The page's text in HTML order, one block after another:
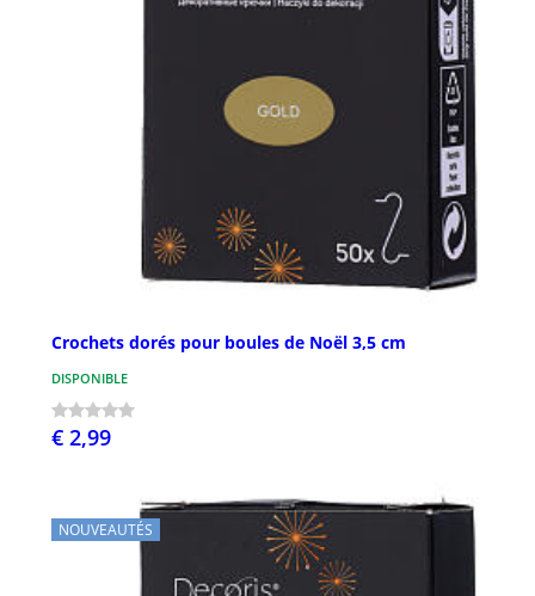
Crochets dorés pour boules de Noël 3,5 cm
DISPONIBLE
€ 2,99
NOUVEAUTÉS